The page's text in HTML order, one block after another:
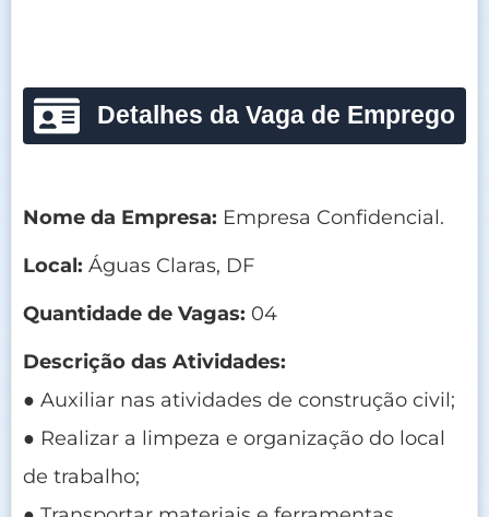
Detalhes da Vaga de Emprego
Nome da Empresa: Empresa Confidencial.
Local: Águas Claras, DF
Quantidade de Vagas: 04
Descrição das Atividades:
● Auxiliar nas atividades de construção civil;
● Realizar a limpeza e organização do local
de trabalho;